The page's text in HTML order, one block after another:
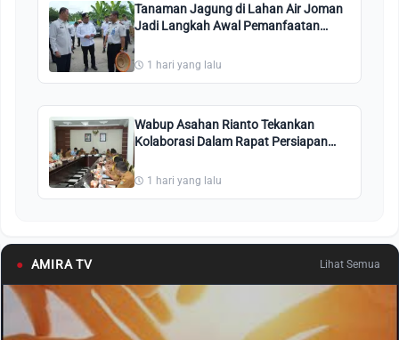
Tanaman Jagung di Lahan Air Joman
Jadi Langkah Awal Pemanfaatan
Asahan
1 hari yang lalu
Wabup Asahan Rianto Tekankan
Kolaborasi Dalam Rapat Persiapan
1 hari yang lalu
● AMIRA TV Lihat Semua